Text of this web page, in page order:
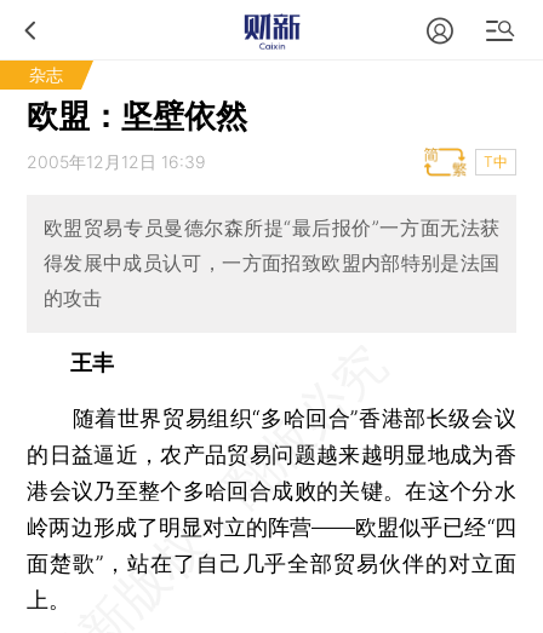
杂志
欧盟：坚壁依然
2005年12月12日 16:39 T中
欧盟贸易专员曼德尔森所提“最后报价”一方面无法获
得发展中成员认可，一方面招致欧盟内部特别是法国
的攻击
王丰
随着世界贸易组织“多哈回合”香港部长级会议
的日益逼近，农产品贸易问题越来越明显地成为香
港会议乃至整个多哈回合成败的关键。在这个分水
岭两边形成了明显对立的阵营——欧盟似乎已经“四
面楚歌”，站在了自己几乎全部贸易伙伴的对立面
上。